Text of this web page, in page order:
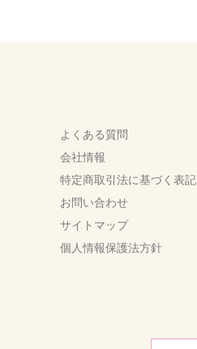
よくある質問
会社情報
特定商取引法に基づく表記
お問い合わせ
サイトマップ
個人情報保護法方針